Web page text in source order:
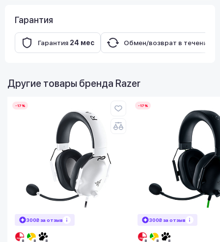
Гарантия
Гарантия 24 мес Обмен/возврат в течение
Другие товары бренда Razer
-17%
300₴ за отзыв
-17%
300₴ за отзыв